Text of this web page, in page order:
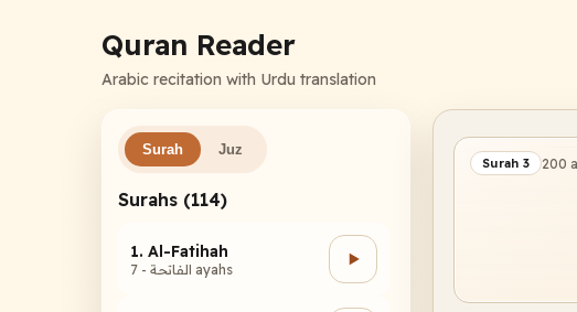
Quran Reader
Arabic recitation with Urdu translation
Surah Juz
Surahs (114)
1. Al-Fatihah
الفاتحة - 7 ayahs
Surah 3 200